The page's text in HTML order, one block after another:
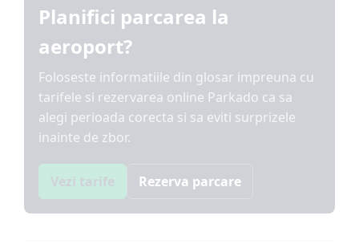
Planifici parcarea la
aeroport?
Foloseste informatiile din glosar impreuna cu
tarifele si rezervarea online Parkado ca sa
alegi perioada corecta si sa eviti surprizele
inainte de zbor.
Vezi tarife Rezerva parcare